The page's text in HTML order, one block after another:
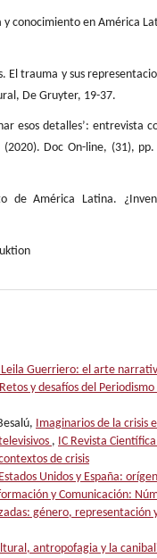
conocimiento en América
El trauma y sus
De Gruyter, 19-37.
esos detalles’: entrevista
Doc On-line, (31),
de América Latina.
Leila Guerriero: el arte
y desafíos del
Imaginarios de la
, IC Revista
de crisis
Unidos y España:
y Comunicación:
género, representación
antropofagia y la